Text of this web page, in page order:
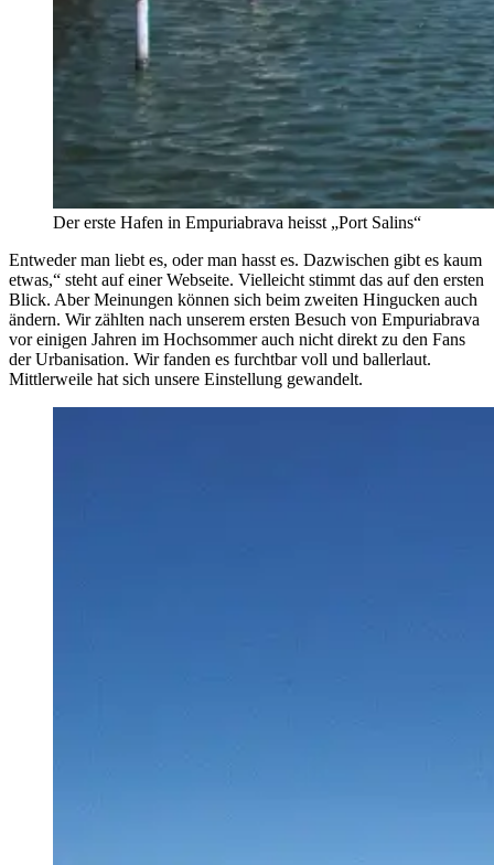
Der erste Hafen in Empuriabrava heisst „Port Salins“
Entweder man liebt es, oder man hasst es. Dazwischen gibt es kaum
etwas,“ steht auf einer Webseite. Vielleicht stimmt das auf den ersten
Blick. Aber Meinungen können sich beim zweiten Hingucken auch
ändern. Wir zählten nach unserem ersten Besuch von Empuriabrava
vor einigen Jahren im Hochsommer auch nicht direkt zu den Fans
der Urbanisation. Wir fanden es furchtbar voll und ballerlaut.
Mittlerweile hat sich unsere Einstellung gewandelt.